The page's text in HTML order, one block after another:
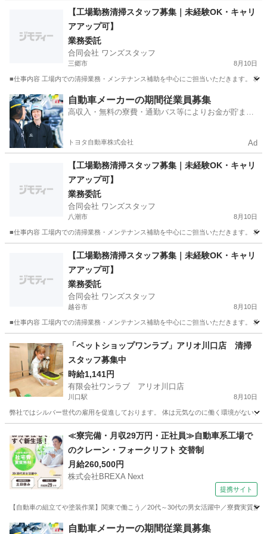
桶川駅 その他
【工場勤務清掃スタッフ募集｜未経験OK・キャリ
アアップ可】
業務委託
合同会社 ワンズスタッフ
三郷市 8月10日
■仕事内容 工場内での清掃業務・メンテナンス補助を中心にご担当いただきます。 将
埼玉 三郷市 その他 スタッフ
自動車メーカーの期間従業員募集
高収入・無料の寮費・通勤バス等によりお金が貯まり
トヨタ自動車株式会社 Ad
【工場勤務清掃スタッフ募集｜未経験OK・キャリ
アアップ可】
業務委託
合同会社 ワンズスタッフ
八潮市 8月10日
■仕事内容 工場内での清掃業務・メンテナンス補助を中心にご担当いただきます。 将
その他 スタッフ
【工場勤務清掃スタッフ募集｜未経験OK・キャリ
アアップ可】
業務委託
合同会社 ワンズスタッフ
越谷市 8月10日
■仕事内容 工場内での清掃業務・メンテナンス補助を中心にご担当いただきます。 将
その他 スタッフ
「ペットショップワンラブ」アリオ川口店 清掃
スタッフ募集中
時給1,141円
有限会社ワンラブ アリオ川口店
川口駅 8月10日
弊社ではシルバー世代の雇用を促進しております。 体は元気なのに働く環境がない
川口駅 その他 スタッフ
≪寮完備・月収29万円・正社員≫自動車系工場で
のクレーン・フォークリフト 交替制
月給260,500円
株式会社BREXA Next
提携サイト
【自動車の組立てや塗装作業】関東で働こう／20代～30代の男女活躍中／寮費実質
埼玉 その他 自動車メーカーの期間従業員募集